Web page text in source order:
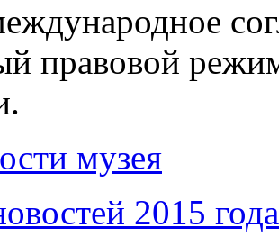
правовой
музея
2015 года